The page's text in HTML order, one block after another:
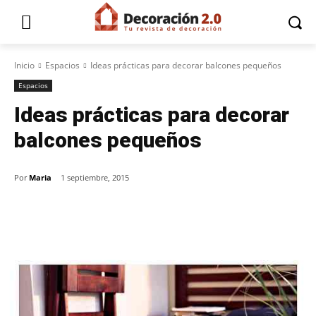
Inicio Espacios Ideas prácticas para decorar balcones pequeños
Espacios
Ideas prácticas para decorar
balcones pequeños
Por Maria 1 septiembre, 2015